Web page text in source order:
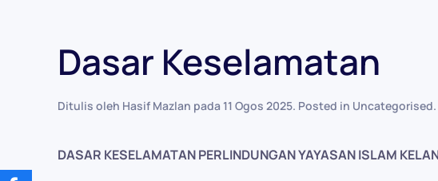
Dasar Keselamatan
Ditulis oleh Hasif Mazlan pada 11 Ogos 2025. Posted in Uncategorised.
DASAR KESELAMATAN PERLINDUNGAN YAYASAN ISLAM